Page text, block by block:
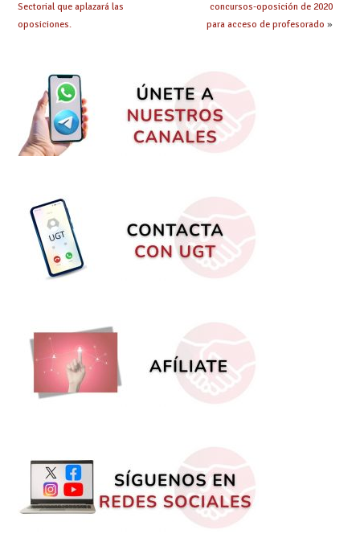
Sectorial que aplazará las
oposiciones.
concursos-oposición de 2020
para acceso de profesorado »